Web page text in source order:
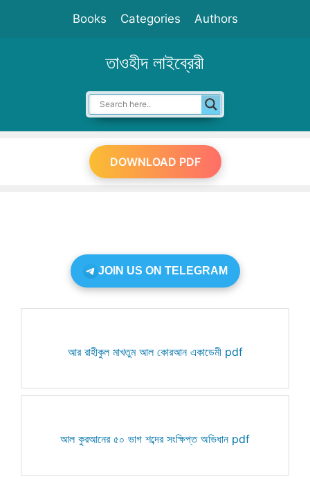
Books Categories Authors
তাওহীদ লাইব্রেরী
DOWNLOAD PDF
JOIN US ON TELEGRAM
আর রাহীকুল মাখতুম আল কোরআন একাডেমী pdf
আল কুরআনের ৫০ ভাগ শব্দের সংক্ষিপ্ত অভিধান pdf